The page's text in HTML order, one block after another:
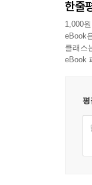
한줄
1,000
eBook
클래스
eBook
평